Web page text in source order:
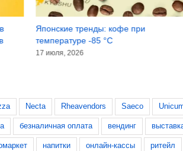
Японские тренды: кофе при
температуре -85 °C
17 июля, 2026
Necta Rheavendors Saeco
безналичная оплата вендинг
напитки онлайн-кассы ритейл